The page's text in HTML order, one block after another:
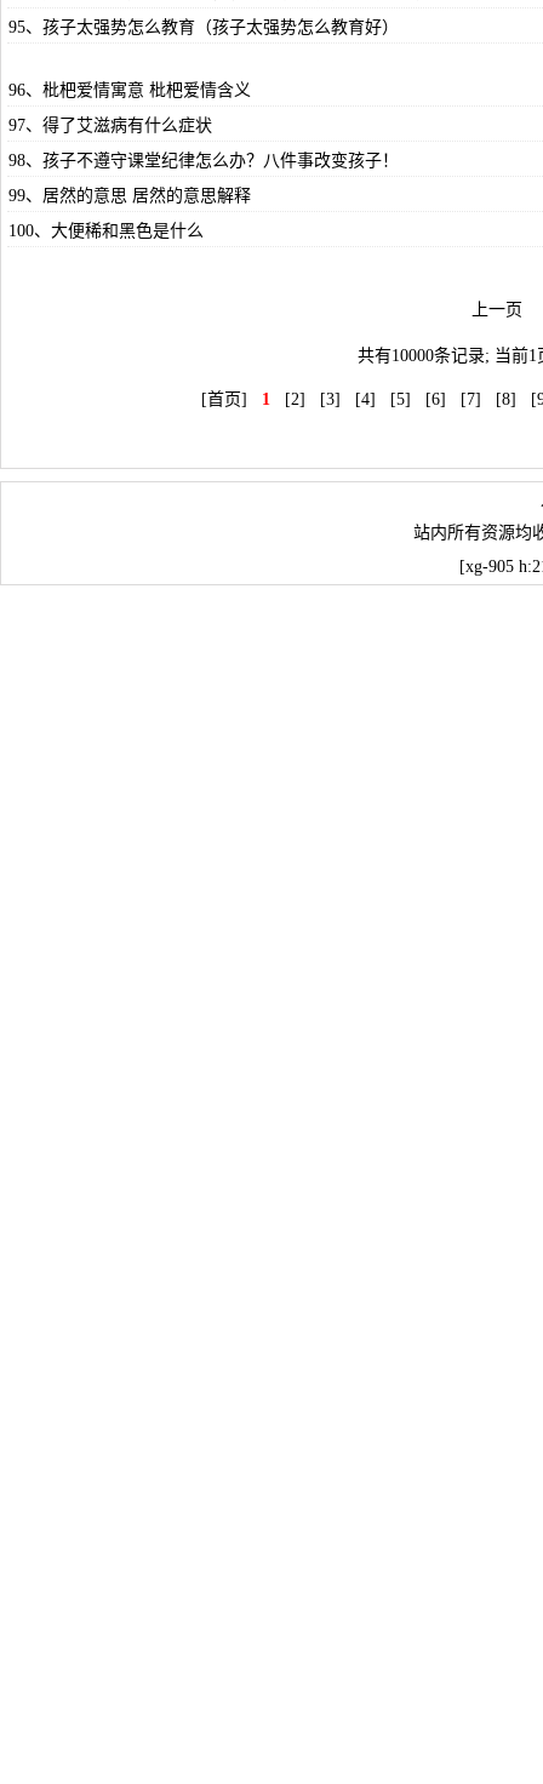
95、孩子太强势怎么教育（孩子太强势怎么教育好）
96、枇杷爱情寓意 枇杷爱情含义
97、得了艾滋病有什么症状
98、孩子不遵守课堂纪律怎么办？八件事改变孩子！
99、居然的意思 居然的意思解释
100、大便稀和黑色是什么
上一
共有10000条记录; 当前
[首页] 1 [2] [3] [4] [5] [6] [7] [8]
站内所有资源均
[xg-905